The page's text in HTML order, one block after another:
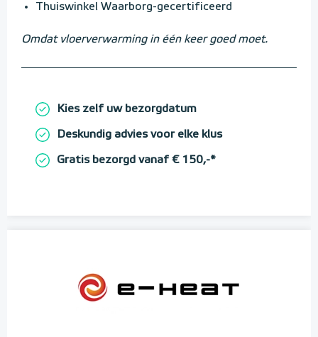
Thuiswinkel Waarborg-gecertificeerd
Omdat vloerverwarming in één keer goed moet.
Kies zelf uw bezorgdatum
Deskundig advies voor elke klus
Gratis bezorgd vanaf € 150,-*